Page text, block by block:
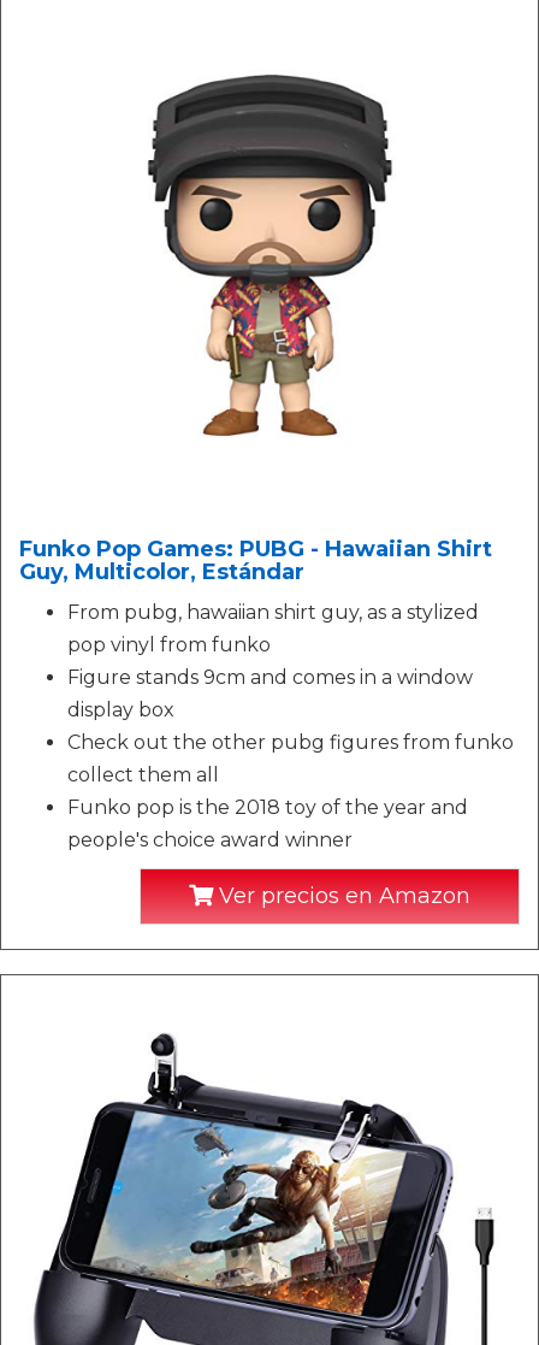
Funko Pop Games: PUBG - Hawaiian Shirt
Guy, Multicolor, Estándar
From pubg, hawaiian shirt guy, as a stylized
pop vinyl from funko
Figure stands 9cm and comes in a window
display box
Check out the other pubg figures from funko
collect them all
Funko pop is the 2018 toy of the year and
people's choice award winner
Ver precios en Amazon